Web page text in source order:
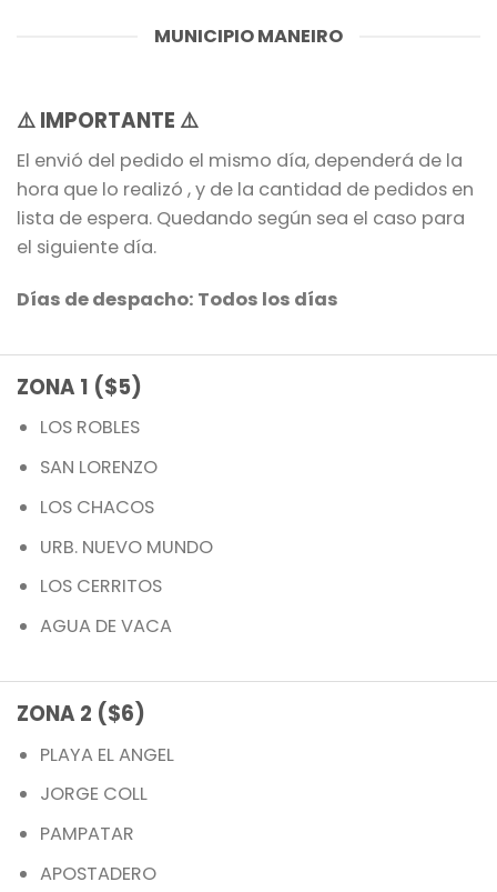
MUNICIPIO MANEIRO
⚠️ IMPORTANTE ⚠️
El envió del pedido el mismo día, dependerá de la
hora que lo realizó , y de la cantidad de pedidos en
lista de espera. Quedando según sea el caso para
el siguiente día.
Días de despacho: Todos los días
ZONA 1 ($5)
LOS ROBLES
SAN LORENZO
LOS CHACOS
URB. NUEVO MUNDO
LOS CERRITOS
AGUA DE VACA
ZONA 2 ($6)
PLAYA EL ANGEL
JORGE COLL
PAMPATAR
APOSTADERO